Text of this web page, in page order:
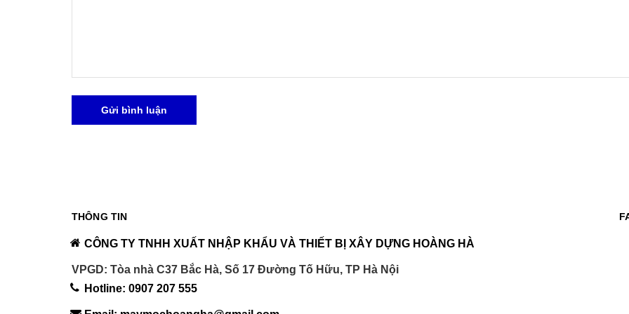
Gửi bình luận
THÔNG TIN
CÔNG TY TNHH XUẤT NHẬP KHẨU VÀ THIẾT BỊ XÂY DỰNG HOÀNG HÀ
VPGD: Tòa nhà C37 Bắc Hà, Số 17 Đường Tố Hữu, TP Hà Nội
Hotline: 0907 207 555